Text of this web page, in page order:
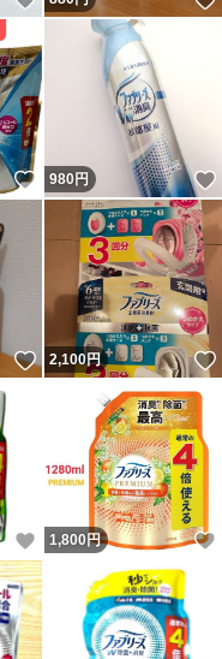
いいね！
980円
いいね！
2,100円
いいね！
1,800 円